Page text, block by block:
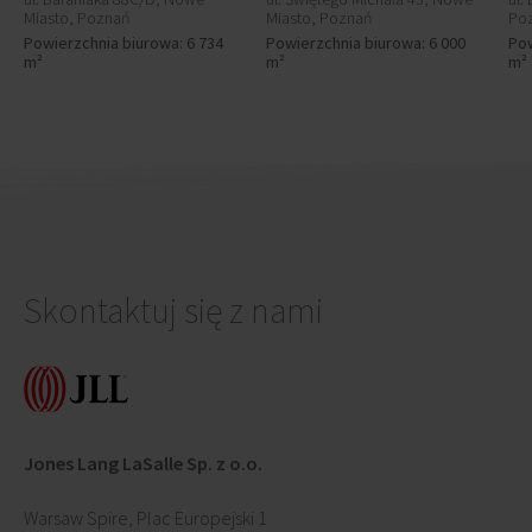
Miasto, Poznań
Powierzchnia biurowa: 6 734
m²
Miasto, Poznań
Powierzchnia biurowa: 6 000
m²
m²
Skontaktuj się z nami
Jones Lang LaSalle Sp. z o.o.
Warsaw Spire, Plac Europejski 1